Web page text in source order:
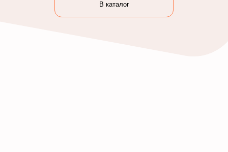
В каталог